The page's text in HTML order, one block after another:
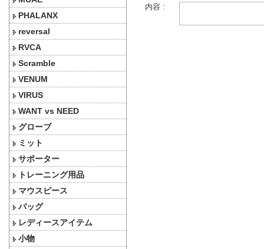
PHALANX
reversal
RVCA
Scramble
VENUM
VIRUS
WANT vs NEED
グローブ
ミット
サポーター
トレーニング用品
マウスピース
バッグ
レディースアイテム
小物
内容 :